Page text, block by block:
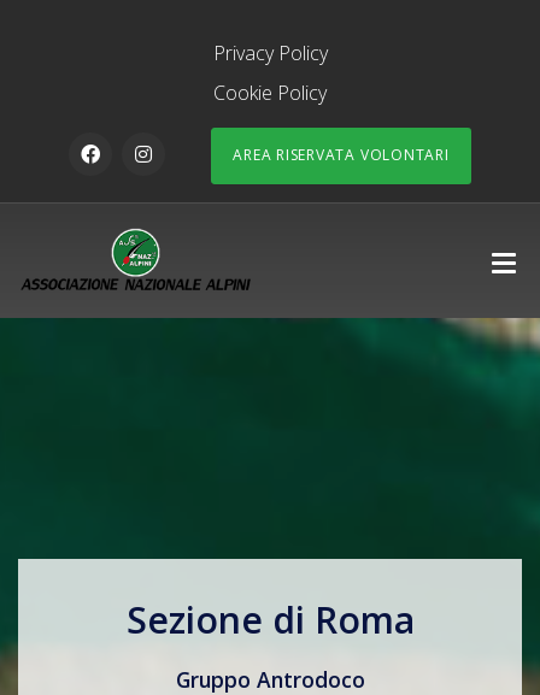
Privacy Policy
Cookie Policy
AREA RISERVATA VOLONTARI
Sezione di Roma
Gruppo Antrodoco